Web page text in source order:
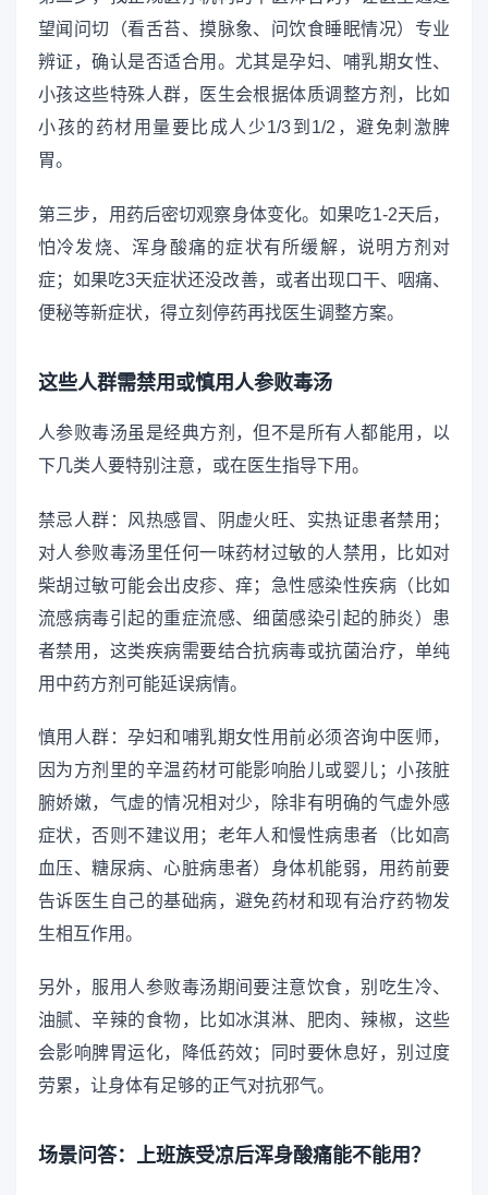
望闻问切（看舌苔、摸脉象、问饮食睡眠情况）专业
辨证，确认是否适合用。尤其是孕妇、哺乳期女性、
小孩这些特殊人群，医生会根据体质调整方剂，比如
小孩的药材用量要比成人少1/3到1/2，避免刺激脾
胃。
第三步，用药后密切观察身体变化。如果吃1-2天后，
怕冷发烧、浑身酸痛的症状有所缓解，说明方剂对
症；如果吃3天症状还没改善，或者出现口干、咽痛、
便秘等新症状，得立刻停药再找医生调整方案。
这些人群需禁用或慎用人参败毒汤
人参败毒汤虽是经典方剂，但不是所有人都能用，以
下几类人要特别注意，或在医生指导下用。
禁忌人群：风热感冒、阴虚火旺、实热证患者禁用；
对人参败毒汤里任何一味药材过敏的人禁用，比如对
柴胡过敏可能会出皮疹、痒；急性感染性疾病（比如
流感病毒引起的重症流感、细菌感染引起的肺炎）患
者禁用，这类疾病需要结合抗病毒或抗菌治疗，单纯
用中药方剂可能延误病情。
慎用人群：孕妇和哺乳期女性用前必须咨询中医师，
因为方剂里的辛温药材可能影响胎儿或婴儿；小孩脏
腑娇嫩，气虚的情况相对少，除非有明确的气虚外感
症状，否则不建议用；老年人和慢性病患者（比如高
血压、糖尿病、心脏病患者）身体机能弱，用药前要
告诉医生自己的基础病，避免药材和现有治疗药物发
生相互作用。
另外，服用人参败毒汤期间要注意饮食，别吃生冷、
油腻、辛辣的食物，比如冰淇淋、肥肉、辣椒，这些
会影响脾胃运化，降低药效；同时要休息好，别过度
劳累，让身体有足够的正气对抗邪气。
场景问答：上班族受凉后浑身酸痛能不能用？